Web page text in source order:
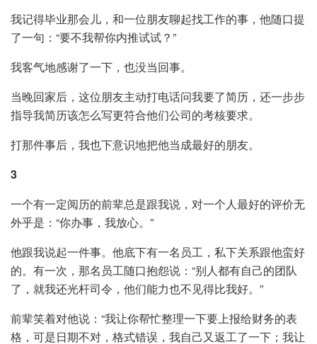
我记得毕业那会儿，和一位朋友聊起找工作的事，他随口提
了一句：“要不我帮你内推试试？”
我客气地感谢了一下，也没当回事。
当晚回家后，这位朋友主动打电话问我要了简历，还一步步
指导我简历该怎么写更符合他们公司的考核要求。
打那件事后，我也下意识地把他当成最好的朋友。
3
一个有一定阅历的前辈总是跟我说，对一个人最好的评价无
外乎是：“你办事，我放心。”
他跟我说起一件事。他底下有一名员工，私下关系跟他蛮好
的。有一次，那名员工随口抱怨说：“别人都有自己的团队
了，就我还光杆司令，他们能力也不见得比我好。”
前辈笑着对他说：“我让你帮忙整理一下要上报给财务的表
格，可是日期不对，格式错误，我自己又返工了一下；我让